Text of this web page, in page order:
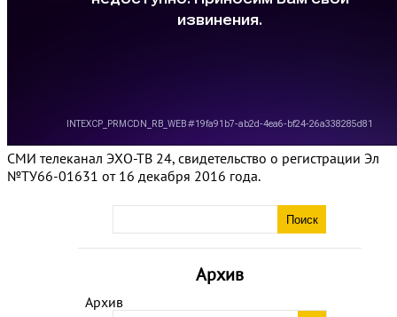
Архив
Архив
СМИ телеканал ЭХО-ТВ 24, свидетельство о регистрации Эл
№ТУ66-01631 от 16 декабря 2016 года.